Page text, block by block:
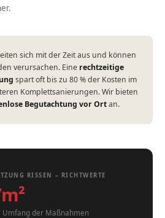
sich mit der Zeit aus und können
verursachen. Eine rechtzeitige
spart oft bis zu 80 % der Kosten im
Komplettsanierungen. Wir bieten
Begutachtung vor Ortan.
RISSEN – RICHTWERTE
Umfang der Maßnahmen